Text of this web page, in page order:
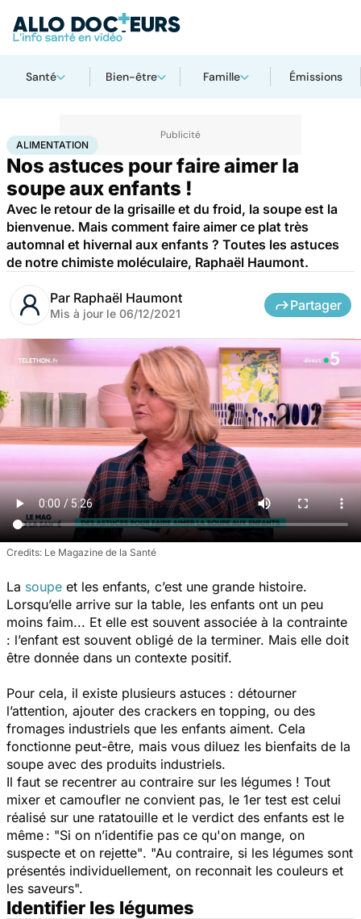
Santé Bien-être Famille Émissions
AccueilBien-être Nutrition Alimentation
ALIMENTATION
Nos astuces pour faire aimer la
soupe aux enfants !
Avec le retour de la grisaille et du froid, la soupe est la
bienvenue. Mais comment faire aimer ce plat très
automnal et hivernal aux enfants ? Toutes les astuces
de notre chimiste moléculaire, Raphaël Haumont.
Par Raphaël Haumont
Mis à jour le 06/12/2021
Partager
Le Magazine de la Santé
La soupe et les enfants, c’est une grande histoire.
Lorsqu’elle arrive sur la table, les enfants ont un peu
moins faim... Et elle est souvent associée à la contrainte
: l’enfant est souvent obligé de la terminer. Mais elle doit
être donnée dans un contexte positif.
Pour cela, il existe plusieurs astuces : détourner
l’attention, ajouter des crackers en topping, ou des
fromages industriels que les enfants aiment. Cela
fonctionne peut-être, mais vous diluez les bienfaits de la
soupe avec des produits industriels.
Il faut se recentrer au contraire sur les légumes ! Tout
mixer et camoufler ne convient pas, le 1er test est celui
réalisé sur une ratatouille et le verdict des enfants est le
même : "Si on n’identifie pas ce qu'on mange, on
suspecte et on rejette". "Au contraire, si les légumes sont
présentés individuellement, on reconnait les couleurs et
les saveurs".
Identifier les légumes